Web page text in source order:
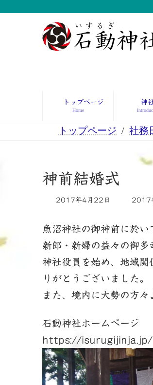
トップページ
Home
神
トップページ 社務
神前結婚式
2017年4月22日
最
新
日
時
2017
魚沼神社の御神前に於い
新郎・新婦の益々の御多
神社役員を始め、地域関
りがとうございました。
また、境内に大勢の方々
石動神社ホームページ
https://isurugijinja.jp/